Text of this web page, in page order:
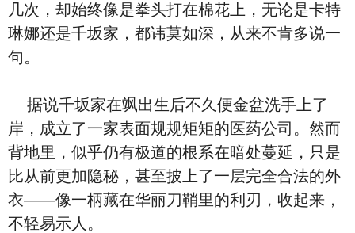
几次，却始终像是拳头打在棉花上，无论是卡特
琳娜还是千坂家，都讳莫如深，从来不肯多说一
句。
据说千坂家在飒出生后不久便金盆洗手上了
岸，成立了一家表面规规矩矩的医药公司。然而
背地里，似乎仍有极道的根系在暗处蔓延，只是
比从前更加隐秘，甚至披上了一层完全合法的外
衣——像一柄藏在华丽刀鞘里的利刃，收起来，
不轻易示人。